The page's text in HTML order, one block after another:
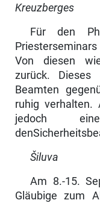
Kreuzberges
Für den
Von diesen
zurück.
Beamten
ruhig verhalten.
jedoch
Šiluva
Am 8.-15.
Gläubige zum